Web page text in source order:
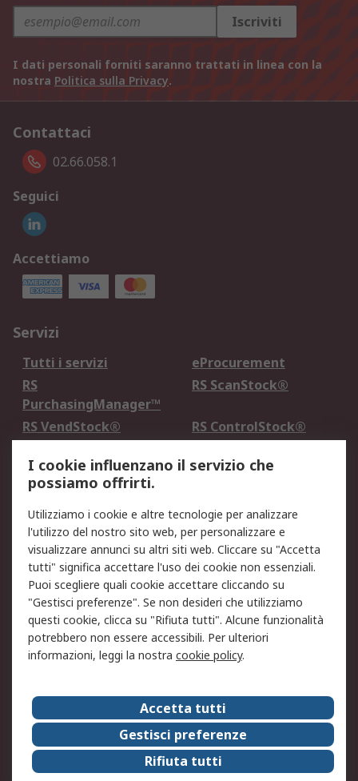
Iscriviti
I dati personali forniti saranno trattati in linea con la
nostra Politica sulla Privacy.
Contattaci
02.66.058.1
Seguici
Accettiamo
Servizi
Tutti i servizi
eProcurement
RS
PurchasingManager™
RS ScanStock®
RS VendStock®
RS ControlStock®
Legale
Informativa Cookie
Informativa Privacy -
Aggiornata
Email Security
Termini d'uso
Condizioni di vendita
Condizioni generali di
servizio
Etica e responsabilità
Chi Siamo
Chi Siamo
Contattaci
Supporto
ESG
Carriere
RS Group
Press Centre
Discovery: il Blog di RS
I cookie influenzano il servizio che
possiamo offrirti.
Utilizziamo i cookie e altre tecnologie per analizzare
l'utilizzo del nostro sito web, per personalizzare e
visualizzare annunci su altri siti web. Cliccare su "Accetta
tutti" significa accettare l'uso dei cookie non essenziali.
Puoi scegliere quali cookie accettare cliccando su
"Gestisci preferenze". Se non desideri che utilizziamo
questi cookie, clicca su "Rifiuta tutti". Alcune funzionalità
potrebbero non essere accessibili. Per ulteriori
informazioni, leggi la nostra cookie policy.
Accetta tutti
Gestisci preferenze
Rifiuta tutti